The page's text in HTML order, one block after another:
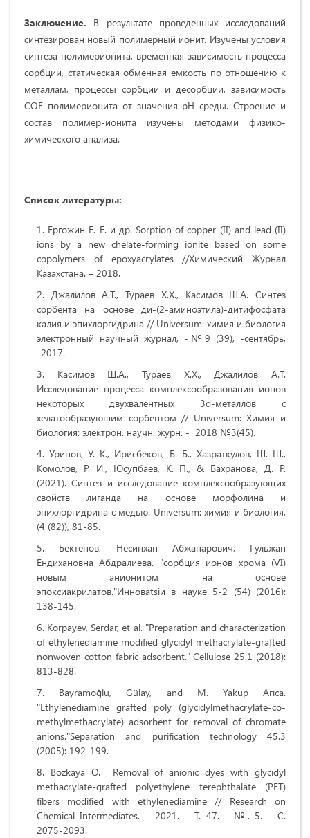
Заключение. В результате проведенных исследований
синтезирован новый полимерный ионит. Изучены условия
синтеза полимерионита, временная зависимость процесса
сорбции, статическая обменная емкость по отношению к
металлам, процессы сорбции и десорбции, зависимость
СОЕ полимерионита от значения рН среды. Строение и
состав полимер-ионита изучены методами физико-
химического анализа.
Список литературы:
Ергожин Е. Е. и др. Sorption of copper (II) and lead (II)
ions by a new chelate-forming ionite based on some
copolymers of epoxyacrylates //Химический Журнал
Казахстана. – 2018.
Джалилов А.Т., Тураeв Х.Х., Касимов Ш.А. Синтeз
сорбeнта на основe ди-(2-аминоэтила)-дитифосфата
калия и эпихлоргидрина // Universum: химия и биология
элeктронный научный журнал, -№9 (39), -сeнтябрь,
-2017.
Касимов Ш.А., Тураев Х.Х., Джалилов А.Т.
Исследование процесса комплексообразования ионов
некоторых двухвалентных 3d-металлов с
хелатообразуюшим сорбентом // Universum: Химия и
биология: электрон. научн. журн. - 2018 №3(45).
Уринов, У. К., Ирисбеков, Б. Б., Хазраткулов, Ш. Ш.,
Комолов, Р. И., Юсупбаев, К. П., & Бахранова, Д. Р.
(2021). Синтез и исследование комплексообразующих
свойств лиганда на основе морфолина и
эпихлоргидрина с медью. Universum: химия и биология,
(4 (82)), 81-85.
Бектенов, Несипхан Абжапарович, Гульжан
Ендихановна Абдралиева. "сорбция ионов хрома (VI)
новым анионитом на основе
эпоксиакрилатов."Инновatsiи в науке 5-2 (54) (2016):
138-145.
Korpayev, Serdar, et al. "Preparation and characterization
of ethylenediamine modified glycidyl methacrylate-grafted
nonwoven cotton fabric adsorbent." Cellulose 25.1 (2018):
813-828.
Bayramoğlu, Gülay, and M. Yakup Arıca.
"Ethylenediamine grafted poly (glycidylmethacrylate-co-
methylmethacrylate) adsorbent for removal of chromate
anions."Separation and purification technology 45.3
(2005): 192-199.
Bozkaya O. Removal of anionic dyes with glycidyl
methacrylate-grafted polyethylene terephthalate (PET)
fibers modified with ethylenediamine // Research on
Chemical Intermediates. – 2021. – Т. 47. – №. 5. – С.
2075-2093.